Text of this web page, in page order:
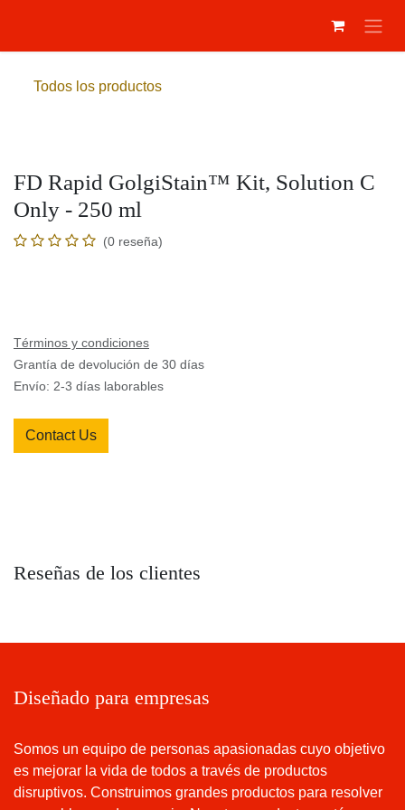
Todos los productos
FD Rapid GolgiStain™ Kit, Solution C
Only - 250 ml
(0 reseña)
Términos y condiciones
Grantía de devolución de 30 días
Envío: 2-3 días laborables
Contact Us
Reseñas de los clientes
Diseñado para empresas
Somos un equipo de personas apasionadas cuyo objetivo
es mejorar la vida de todos a través de productos
disruptivos. Construimos grandes productos para resolver